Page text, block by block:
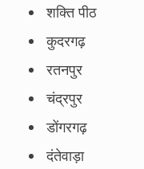
शक्ति पीठ
कुदरगढ़
रतनपुर
चंद्रपुर
डोंगरगढ़
दंतेवाड़ा